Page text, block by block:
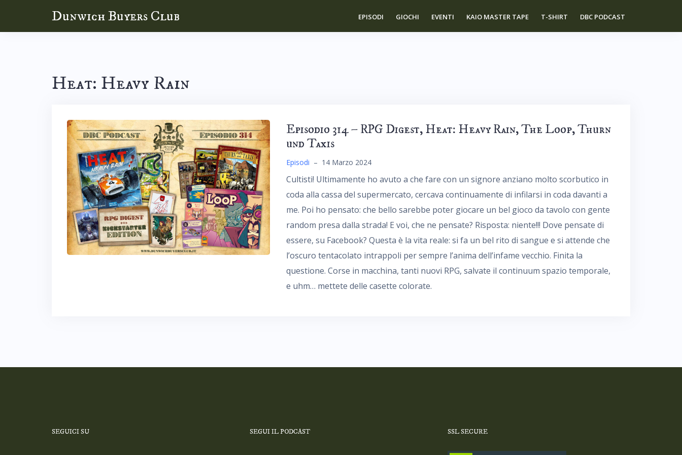
Dunwich Buyers Club EPISODI GIOCHI EVENTI KAIO MASTER TAPE T-SHIRT DBC PODCAST
Heat: Heavy Rain
Episodio 314 – RPG Digest, Heat: Heavy Rain, The Loop, Thurn
und Taxis
Episodi – 14 Marzo 2024
Cultisti! Ultimamente ho avuto a che fare con un signore anziano molto scorbutico in
coda alla cassa del supermercato, cercava continuamente di infilarsi in coda davanti a
me. Poi ho pensato: che bello sarebbe poter giocare un bel gioco da tavolo con gente
random presa dalla strada! E voi, che ne pensate? Risposta: niente!!! Dove pensate di
essere, su Facebook? Questa è la vita reale: si fa un bel rito di sangue e si attende che
l’oscuro tentacolato intrappoli per sempre l’anima dell’infame vecchio. Finita la
questione. Corse in macchina, tanti nuovi RPG, salvate il continuum spazio temporale,
e uhm… mettete delle casette colorate.
SEGUICI SU SEGUI IL PODCAST SSL SECURE